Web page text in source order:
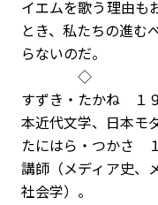
イエムを歌う理由も
とき、私たちの進む
らないのだ。
◇
すずき・たかね １
本近代文学、日本モ
たにはら・つかさ
講師（メディア史、
社会学）。